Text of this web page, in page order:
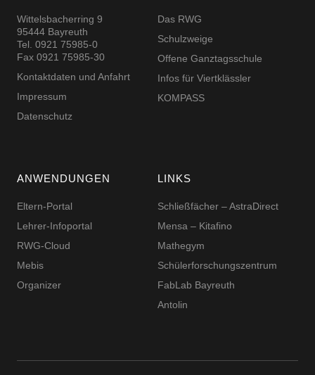
Wittelsbacherring 9
95444 Bayreuth
Tel. 0921 75985-0
Fax 0921 75985-30
Kontaktdaten und Anfahrt
Impressum
Datenschutz
Das RWG
Schulzweige
Offene Ganztagsschule
Infos für Viertklässler
KOMPASS
ANWENDUNGEN
Eltern-Portal
Lehrer-Infoportal
RWG-Cloud
Mebis
Organizer
LINKS
Schließfächer – AstraDirect
Mensa – Kitafino
Mathegym
Schüler­for­schungs­zentrum
FabLab Bayreuth
Antolin